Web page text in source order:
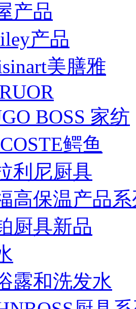
产品
产品
美膳雅
BOSS 家纺
鳄鱼
利尼厨具
高保温产品
厨具新品
露和洗发水